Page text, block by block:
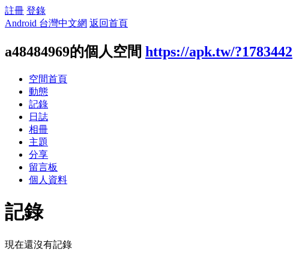
註冊 登錄
Android 台灣中文網 返回首頁
a48484969的個人空間 https://apk.tw/?1783442
空間首頁
動態
記錄
日誌
相冊
主題
分享
留言板
個人資料
記錄
現在還沒有記錄